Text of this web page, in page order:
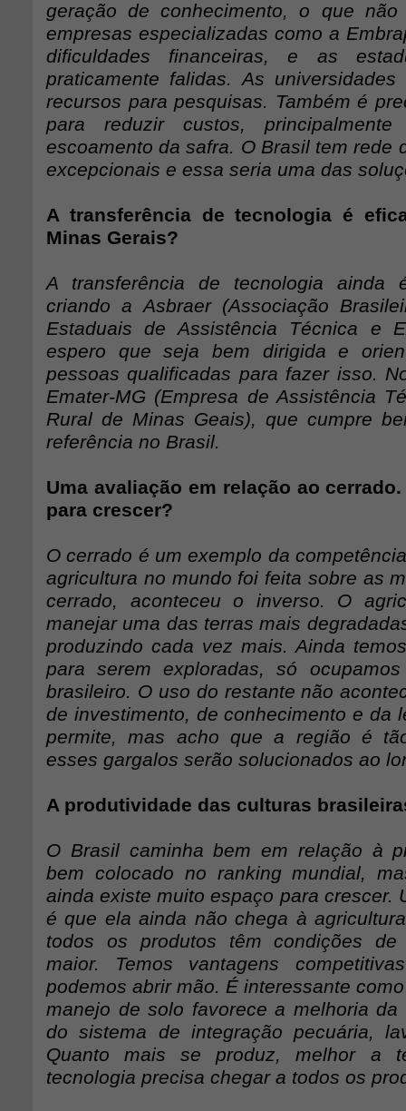
geração de conhecimento, o que não
empresas especializadas como a
dificuldades financeiras, e as
praticamente falidas. As
recursos para pesquisas. Também é
para reduzir custos,
escoamento da safra. O Brasil tem rede
excepcionais e essa seria uma das
A transferência de tecnologia é
Minas Gerais?
A transferência de tecnologia ainda
criando a Asbraer (Associação
Estaduais de Assistência Técnica e
espero que seja bem dirigida e
pessoas qualificadas para fazer isso.
Emater-MG (Empresa de Assistência
Rural de Minas Geais), que cumpre
referência no Brasil.
Uma avaliação em relação ao
para crescer?
O cerrado é um exemplo da
agricultura no mundo foi feita sobre as
cerrado, aconteceu o inverso. O
manejar uma das terras mais
produzindo cada vez mais. Ainda
para serem exploradas, só
brasileiro. O uso do restante não
de investimento, de conhecimento e da
permite, mas acho que a região é
esses gargalos serão solucionados ao
A produtividade das culturas
O Brasil caminha bem em relação à
bem colocado no ranking mundial,
ainda existe muito espaço para crescer.
é que ela ainda não chega à
todos os produtos têm condições de
maior. Temos vantagens
podemos abrir mão. É interessante
manejo de solo favorece a melhoria da
do sistema de integração pecuária,
Quanto mais se produz, melhor a
tecnologia precisa chegar a todos os